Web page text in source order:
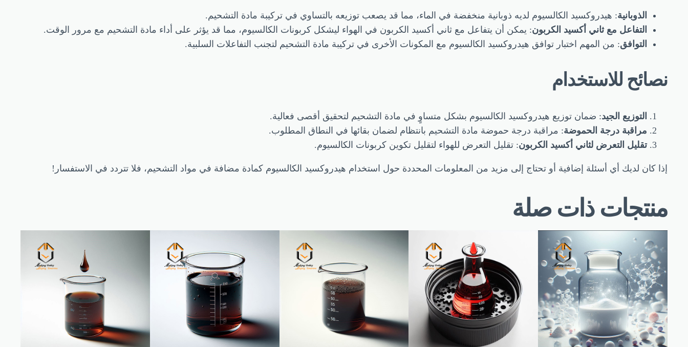
الذوبانية: هيدروكسيد الكالسيوم لديه ذوبانية منخفضة في الماء، مما قد يصعب توزيعه بالتساوي في تركيبة مادة التشحيم.
التفاعل مع ثاني أكسيد الكربون: يمكن أن يتفاعل مع ثاني أكسيد الكربون في الهواء ليشكل كربونات الكالسيوم، مما قد يؤثر على أداء مادة التشحيم مع مرور الوقت.
التوافق: من المهم اختبار توافق هيدروكسيد الكالسيوم مع المكونات الأخرى في تركيبة مادة التشحيم لتجنب التفاعلات السلبية.
نصائح للاستخدام
التوزيع الجيد: ضمان توزيع هيدروكسيد الكالسيوم بشكل متساوٍ في مادة التشحيم لتحقيق أقصى فعالية.
مراقبة درجة الحموضة: مراقبة درجة حموضة مادة التشحيم بانتظام لضمان بقائها في النطاق المطلوب.
تقليل التعرض لثاني أكسيد الكربون: تقليل التعرض للهواء لتقليل تكوين كربونات الكالسيوم.
إذا كان لديك أي أسئلة إضافية أو تحتاج إلى مزيد من المعلومات المحددة حول استخدام هيدروكسيد الكالسيوم كمادة مضافة في مواد التشحيم، فلا تتردد في الاستفسار!
منتجات ذات صلة